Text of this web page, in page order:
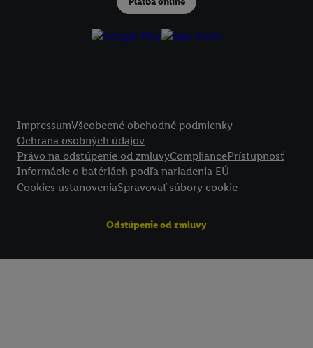
ImpressumVšeobecné obchodné podmienky
Ochrana osobných údajov
Právo na odstúpenie od zmluvyCompliancePrístupnosť
Informácie o batériách podľa nariadenia EÚ
Cookies ustanoveniaSpravovať súbory cookie
Odstúpenie od zmluvy
podmienkach spracúvania osobných údajov.
technológií. Kliknutím na "Súhlasím" vyjadríte súhlas so spracúvaním